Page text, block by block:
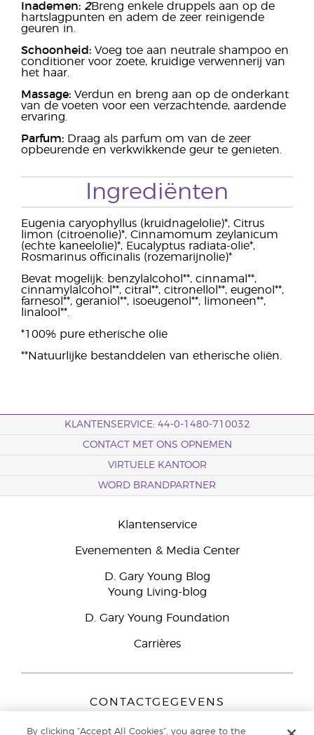
Inademen: 2Breng enkele druppels aan op de
hartslagpunten en adem de zeer reinigende
geuren in.
Schoonheid: Voeg toe aan neutrale shampoo en
conditioner voor zoete, kruidige verwennerij van
het haar.
Massage: Verdun en breng aan op de onderkant
van de voeten voor een verzachtende, aardende
ervaring.
Parfum: Draag als parfum om van de zeer
opbeurende en verkwikkende geur te genieten.
Ingrediënten
Eugenia caryophyllus (kruidnagelolie)*, Citrus
limon (citroenolie)*, Cinnamomum zeylanicum
(echte kaneelolie)*, Eucalyptus radiata-olie*,
Rosmarinus officinalis (rozemarijnolie)*
Bevat mogelijk: benzylalcohol**, cinnamal**,
cinnamylalcohol**, citral**, citronellol**, eugenol**,
farnesol**, geraniol**, isoeugenol**, limoneen**,
linalool**.
*100% pure etherische olie
**Natuurlijke bestanddelen van etherische oliën.
KLANTENSERVICE: 44-0-1480-710032
CONTACT MET ONS OPNEMEN
VIRTUELE KANTOOR
WORD BRANDPARTNER
Klantenservice
Evenementen & Media Center
D. Gary Young Blog
Young Living-blog
D. Gary Young Foundation
Carrières
CONTACTGEGEVENS
By clicking “Accept All Cookies”, you agree to the